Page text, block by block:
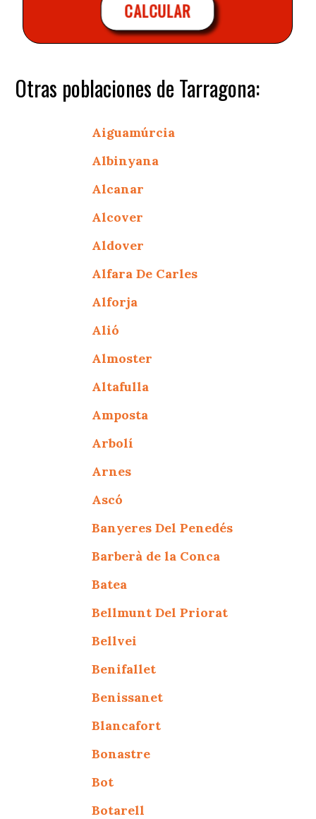
CALCULAR
Otras poblaciones de Tarragona:
Aiguamúrcia
Albinyana
Alcanar
Alcover
Aldover
Alfara De Carles
Alforja
Alió
Almoster
Altafulla
Amposta
Arbolí
Arnes
Ascó
Banyeres Del Penedés
Barberà de la Conca
Batea
Bellmunt Del Priorat
Bellvei
Benifallet
Benissanet
Blancafort
Bonastre
Bot
Botarell